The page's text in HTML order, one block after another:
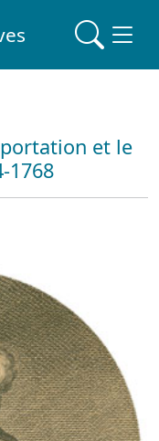
et le
1768